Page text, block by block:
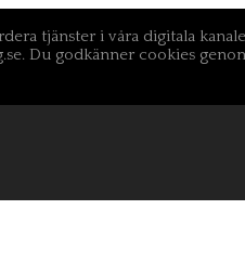
tjänster i våra digitala
Du godkänner cookies